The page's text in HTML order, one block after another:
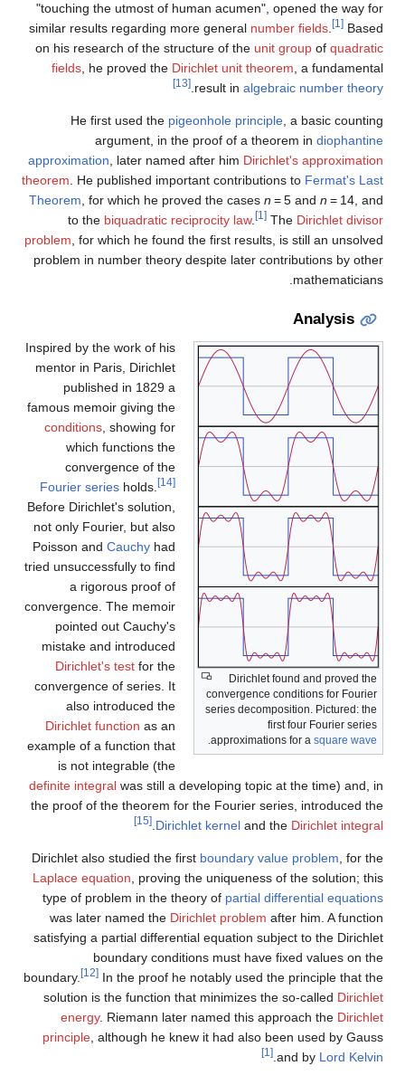
"touching the utmost of human acumen", opened the way for
similar results regarding more general number fields. [1] Based
on his research of the structure of the unit group of quadratic
fields, he proved the Dirichlet unit theorem, a fundamental
result in algebraic number theory
.
[13]
He first used the pigeonhole principle, a basic counting
argument, in the proof of a theorem in diophantine
approximation, later named after him Dirichlet's approximation
theorem. He published important contributions to Fermat's Last
Theorem, for which he proved the cases n = 5 and n = 14, and
to the biquadratic reciprocity law. [1] The Dirichlet divisor
problem, for which he found the first results, is still an unsolved
problem in number theory despite later contributions by other
mathematicians.
Analysis
Dirichlet found and proved the
convergence conditions for Fourier
series decomposition. Pictured: the
first four Fourier series
approximations for a square wave
.
Inspired by the work of his
mentor in Paris, Dirichlet
published in 1829 a
famous memoir giving the
conditions , showing for
which functions the
convergence of the
Fourier series holds. [14]
Before Dirichlet's solution,
not only Fourier, but also
Poisson andCauchy had
tried unsuccessfully to find
a rigorous proof of
convergence. The memoir
pointed out Cauchy's
mistake and introduced
Dirichlet's test for the
convergence of series. It
also introduced the
Dirichlet function as an
example of a function that
is not integrable (the
definite integral was still a developing topic at the time) and, in
the proof of the theorem for the Fourier series, introduced the
Dirichlet kernel and the Dirichlet integral
[15]
Dirichlet also studied the first boundary value problem , for the
Laplace equation , proving the uniqueness of the solution; this
type of problem in the theory of partial differential equations
was later named the Dirichlet problem after him. A function
satisfying a partial differential equation subject to the Dirichlet
boundary conditions must have fixed values on the
boundary.
[12] In the proof he notably used the principle that the
solution is the function that minimizes the so-called Dirichlet
energy. Riemann later named this approach the Dirichlet
principle , although he knew it had also been used by Gauss
and by Lord Kelvin
[1]